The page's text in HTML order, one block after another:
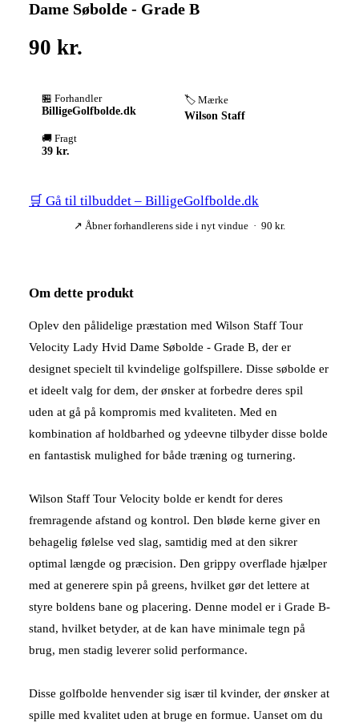
Dame Søbolde - Grade B
90 kr.
🏪 Forhandler
BilligeGolfbolde.dk
🏷️ Mærke
Wilson Staff
🚚 Fragt
39 kr.
🛒 Gå til tilbuddet – BilligeGolfbolde.dk
↗ Åbner forhandlerens side i nyt vindue · 90 kr.
Om dette produkt
Oplev den pålidelige præstation med Wilson Staff Tour
Velocity Lady Hvid Dame Søbolde - Grade B, der er
designet specielt til kvindelige golfspillere. Disse søbolde er
et ideelt valg for dem, der ønsker at forbedre deres spil
uden at gå på kompromis med kvaliteten. Med en
kombination af holdbarhed og ydeevne tilbyder disse bolde
en fantastisk mulighed for både træning og turnering.
Wilson Staff Tour Velocity bolde er kendt for deres
fremragende afstand og kontrol. Den bløde kerne giver en
behagelig følelse ved slag, samtidig med at den sikrer
optimal længde og præcision. Den grippy overflade hjælper
med at generere spin på greens, hvilket gør det lettere at
styre boldens bane og placering. Denne model er i Grade B-
stand, hvilket betyder, at de kan have minimale tegn på
brug, men stadig leverer solid performance.
Disse golfbolde henvender sig især til kvinder, der ønsker at
spille med kvalitet uden at bruge en formue. Uanset om du